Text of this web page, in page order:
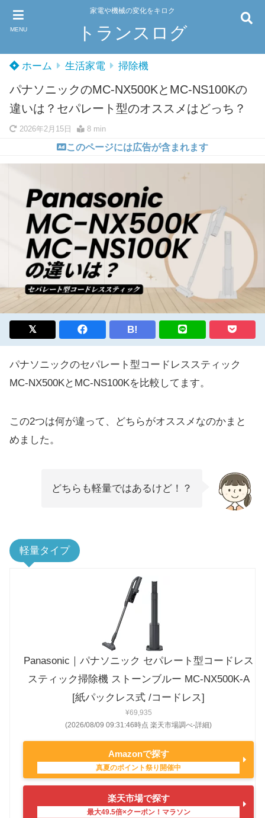
MENU
家電や機械の変化をキロク
トランスログ
ホーム 生活家電 掃除機
パナソニックのMC-NX500KとMC-NS100Kの
違いは？セパレート型のオススメはどっち？
2026年2月15日 8 min
B!
パナソニックのセパレート型コードレススティック
MC-NX500KとMC-NS100Kを比較してます。
この2つは何が違って、どちらがオススメなのかまと
めました。
どちらも軽量ではあるけど！？
軽量タイプ
Panasonic｜パナソニック セパレート型コードレス
スティック掃除機 ストーンブルー MC-NX500K-A
[紙パックレス式 /コードレス]
¥69,935
(2026/08/09 09:31:46時点 楽天市場調べ-詳細)
Amazonで探す
楽天市場で探す